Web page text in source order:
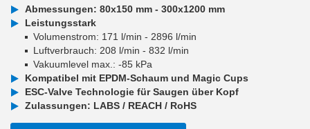
Abmessungen: 80x150 mm - 300x1200 mm
Leistungsstark
Volumenstrom: 171 l/min - 2896 l/min
Luftverbrauch: 208 l/min - 832 l/min
Vakuumlevel max.: -85 kPa
Kompatibel mit EPDM-Schaum und Magic Cups
ESC-Valve Technologie für Saugen über Kopf
Zulassungen: LABS / REACH / RoHS